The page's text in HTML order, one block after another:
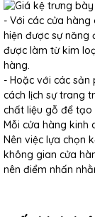
- Với các cửa
hiện được sự năng
được làm từ kim
hàng.
- Hoặc với các
cách lịch sự trang
chất liệu gỗ để
Mỗi cửa hàng kinh
Nên việc lựa chọn
không gian cửa
nên điểm nhấn